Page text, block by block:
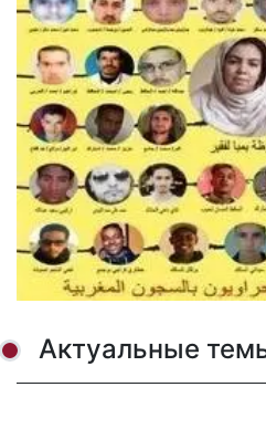
Актуальные